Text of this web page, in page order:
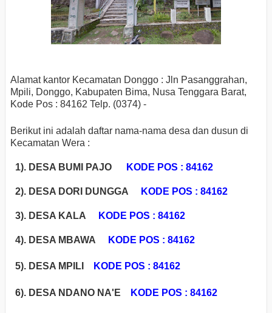
Alamat kantor Kecamatan Donggo : Jln Pasanggrahan,
Mpili, Donggo, Kabupaten Bima, Nusa Tenggara Barat,
Kode Pos : 84162 Telp. (0374) -
Berikut ini adalah daftar nama-nama desa dan dusun di
Kecamatan Wera :
1). DESA BUMI PAJO KODE POS : 84162
2). DESA DORI DUNGGA KODE POS : 84162
3). DESA KALA KODE POS : 84162
4). DESA MBAWA KODE POS : 84162
5). DESA MPILI KODE POS : 84162
6). DESA NDANO NA'E KODE POS : 84162